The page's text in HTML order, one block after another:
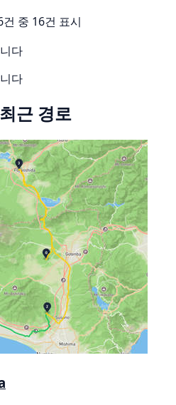
건 중 16건 표시
다
다
근 경로